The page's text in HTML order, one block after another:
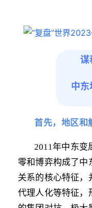
谋
中东
首先，地区和
2011年中东变
零和博弈构成了中
关系的核心特征，
代理人化等特征 ，